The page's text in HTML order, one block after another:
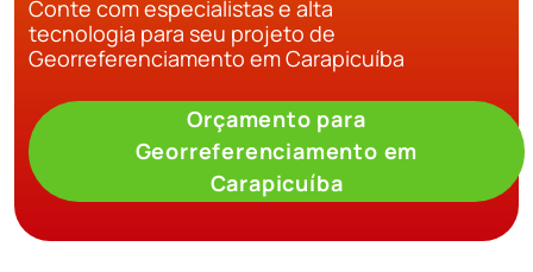
Conte com especialistas e alta
tecnologia para seu projeto de
Georreferenciamento em Carapicuíba
Orçamento para
Georreferenciamento em
Carapicuíba